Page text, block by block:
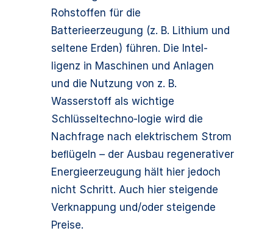
Rohstoffen für die
Batterieerzeugung (z. B. Lithium und
seltene Erden) führen. Die Intel-
ligenz in Maschinen und Anlagen
und die Nutzung von z. B.
Wasserstoff als wichtige
Schlüsseltechno-logie wird die
Nachfrage nach elektrischem Strom
beﬂügeln – der Ausbau regenerativer
Energieerzeugung hält hier jedoch
nicht Schritt. Auch hier steigende
Verknappung und/oder steigende
Preise.